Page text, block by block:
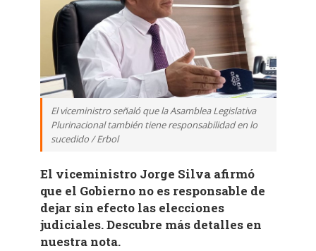
El viceministro señaló que la Asamblea Legislativa
Plurinacional también tiene responsabilidad en lo
sucedido / Erbol
El viceministro Jorge Silva afirmó
que el Gobierno no es responsable de
dejar sin efecto las elecciones
judiciales. Descubre más detalles en
nuestra nota.